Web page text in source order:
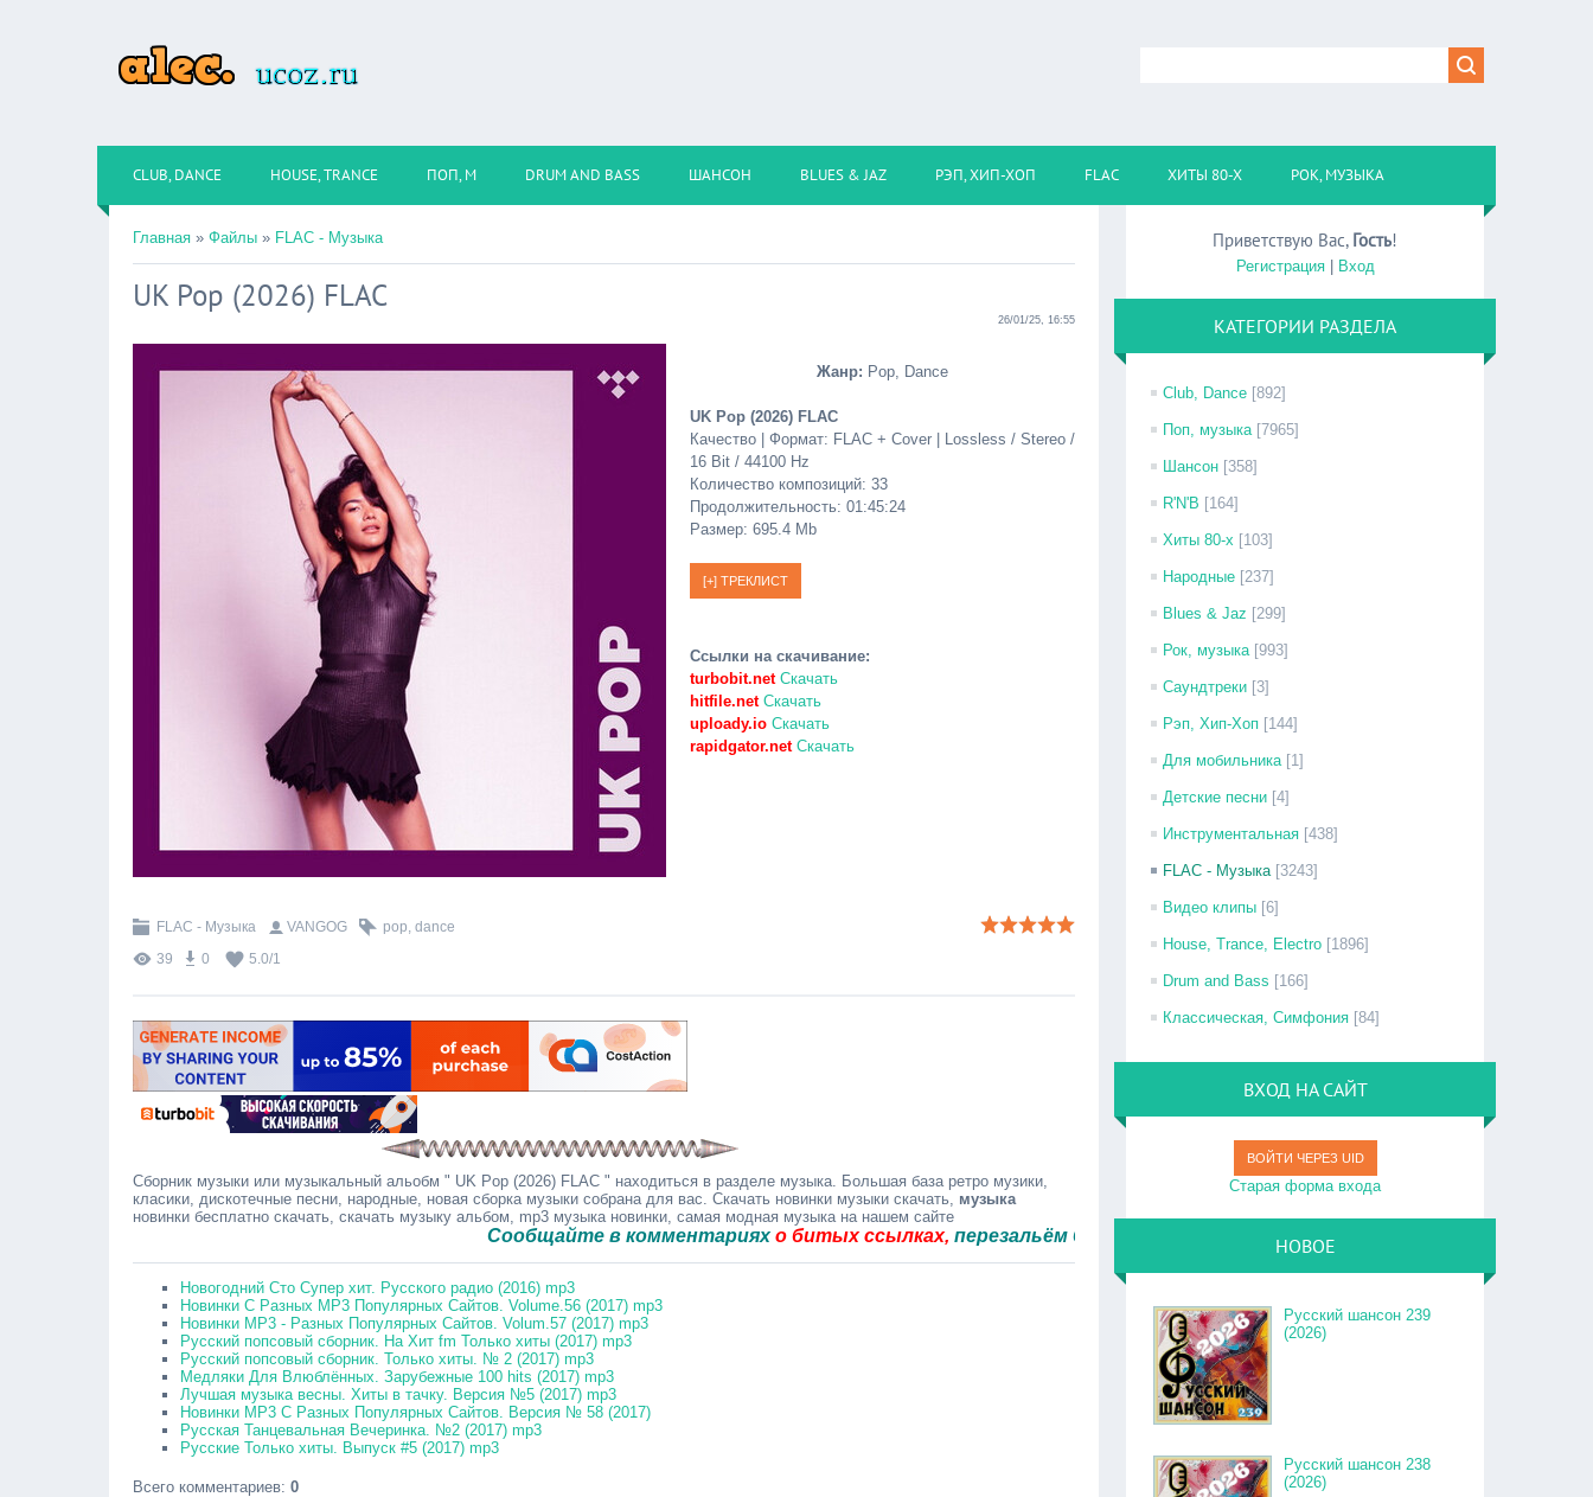
CLUB, DANCE HOUSE, TRANCE ПОП, М DRUM AND BASS ШАНСОН BLUES & JAZ РЭП, ХИП-ХОП FLAC ХИТЫ 80-Х РОК, МУЗЫКА
Главная » Файлы » FLAC - Музыка
UK Pop (2026) FLAC
26/01/25, 16:55
Жанр: Pop, Dance
UK Pop (2026) FLAC
Качество | Формат: FLAC + Cover | Lossless / Stereo /
16 Bit / 44100 Hz
Количество композиций: 33
Продолжительность: 01:45:24
Размер: 695.4 Mb
Ссылки на скачивание:
turbobit.netСкачать
hitfile.netСкачать
uploady.io Скачать
rapidgator.netСкачать
FLAC - Музыка VANGOG pop, dance
39
0 5.0/1
Сборник музыки или музыкальный альобм " UK Pop (2026) FLAC " находиться в разделе музыка. Большая база ретро музики,
класики, дискотечные песни, народные, новая сборка музыки собрана для вас. Скачать новинки музыки скачать, музыка
новинки бесплатно скачать, скачать музыку альбом, mp3 музыка новинки, самая модная музыка на нашем сайте
Сообщайте в комментарияхо битых ссылках,перезальём быстро.
Новогодний Сто Супер хит. Русского радио (2016) mp3
Новинки С Разных MP3 Популярных Сайтов. Volume.56 (2017) mp3
Новинки MP3 - Разных Популярных Сайтов. Volum.57 (2017) mp3
Русский попсовый сборник. На Хит fm Только хиты (2017) mp3
Русский попсовый сборник. Только хиты. № 2 (2017) mp3
Медляки Для Влюблённых. Зарубежные 100 hits (2017) mp3
Лучшая музыка весны. Хиты в тачку. Версия №5 (2017) mp3
Новинки MP3 С Разных Популярных Сайтов. Версия № 58 (2017)
Русская Танцевальная Вечеринка. №2 (2017) mp3
Русские Только хиты. Выпуск #5 (2017) mp3
Всего комментариев: 0
Приветствую Вас, Гость!
Регистрация| Вход
КАТЕГОРИИ РАЗДЕЛА
Club, Dance [892]
Поп, музыка [7965]
Шансон [358]
R'N'B [164]
Хиты 80-х [103]
Народные [237]
Blues & Jaz [299]
Рок, музыка [993]
Саундтреки [3]
Рэп, Хип-Хоп [144]
Для мобильника [1]
Детские песни [4]
Инструментальная [438]
FLAC - Музыка [3243]
Видео клипы [6]
House, Trance, Electro [1896]
Drum and Bass [166]
Классическая, Симфония [84]
ВХОД НА САЙТ
ВОЙТИ ЧЕРЕЗ UID
Старая форма входа
НОВОЕ
Русский шансон 239
(2026)
Русский шансон 238
(2026)